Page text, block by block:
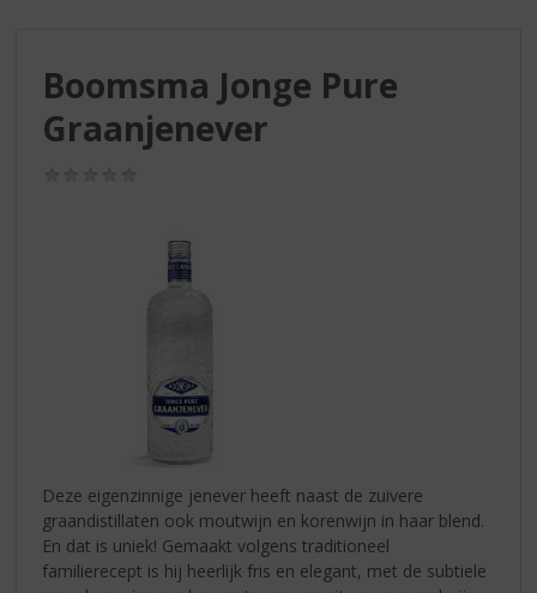
Boomsma Jonge Pure
Graanjenever
Deze eigenzinnige jenever heeft naast de zuivere
graandistillaten ook moutwijn en korenwijn in haar blend.
En dat is uniek! Gemaakt volgens traditioneel
familierecept is hij heerlijk fris en elegant, met de subtiele